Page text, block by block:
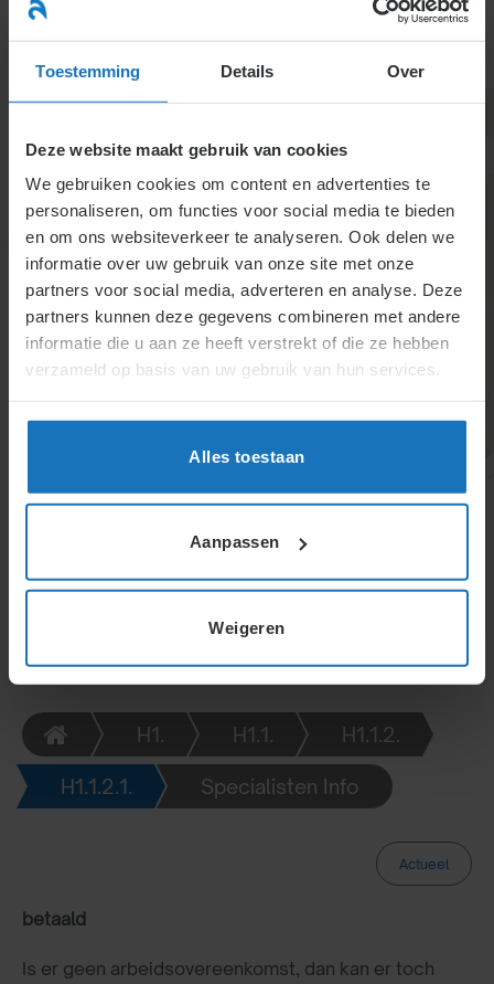
Toestemming Details Over
Deze website maakt gebruik van cookies
We gebruiken cookies om content en advertenties te
personaliseren, om functies voor social media te bieden
en om ons websiteverkeer te analyseren. Ook delen we
informatie over uw gebruik van onze site met onze
partners voor social media, adverteren en analyse. Deze
partners kunnen deze gegevens combineren met andere
informatie die u aan ze heeft verstrekt of die ze hebben
verzameld op basis van uw gebruik van hun services.
Alles toestaan
Aanpassen
Weigeren
naar
inhoud
1.1.2.1. Stage en
vrijwilligerswerk
Bij zowel stage als vrijwilligerswerk is er doorgaans
Het ontbreken van het element loon maakt dat er
veelal geen sprake is van een arbeidsovereenkomst.
belastingvrij bij beperkte vergoedingen.
H1. H1.1. H1.1.2.
H1.1.2.1. Specialisten Info
Actueel
Fictieve arbeidsovereenkomst, als er loon wordt
betaald
Is er geen arbeidsovereenkomst, dan kan er toch